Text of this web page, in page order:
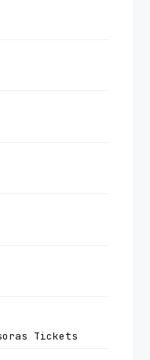
Tickets